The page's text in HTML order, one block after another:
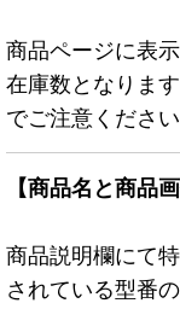
商品ページに表
在庫数となりま
でご注意ください
【商品名と商品
商品説明欄にて
されている型番